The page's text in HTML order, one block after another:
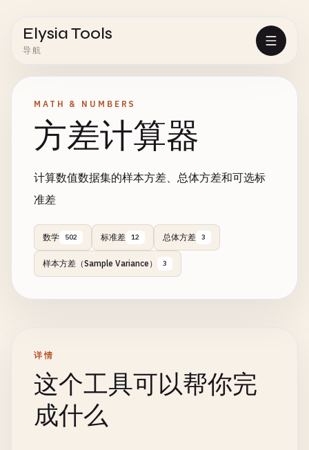
Elysia Tools
导航
MATH & NUMBERS
方差计算器
计算数值数据集的样本方差、总体方差和可选标
准差
数学 502 标准差 12 总体方差 3
样本方差（Sample Variance） 3
详情
这个工具可以帮你完
成什么